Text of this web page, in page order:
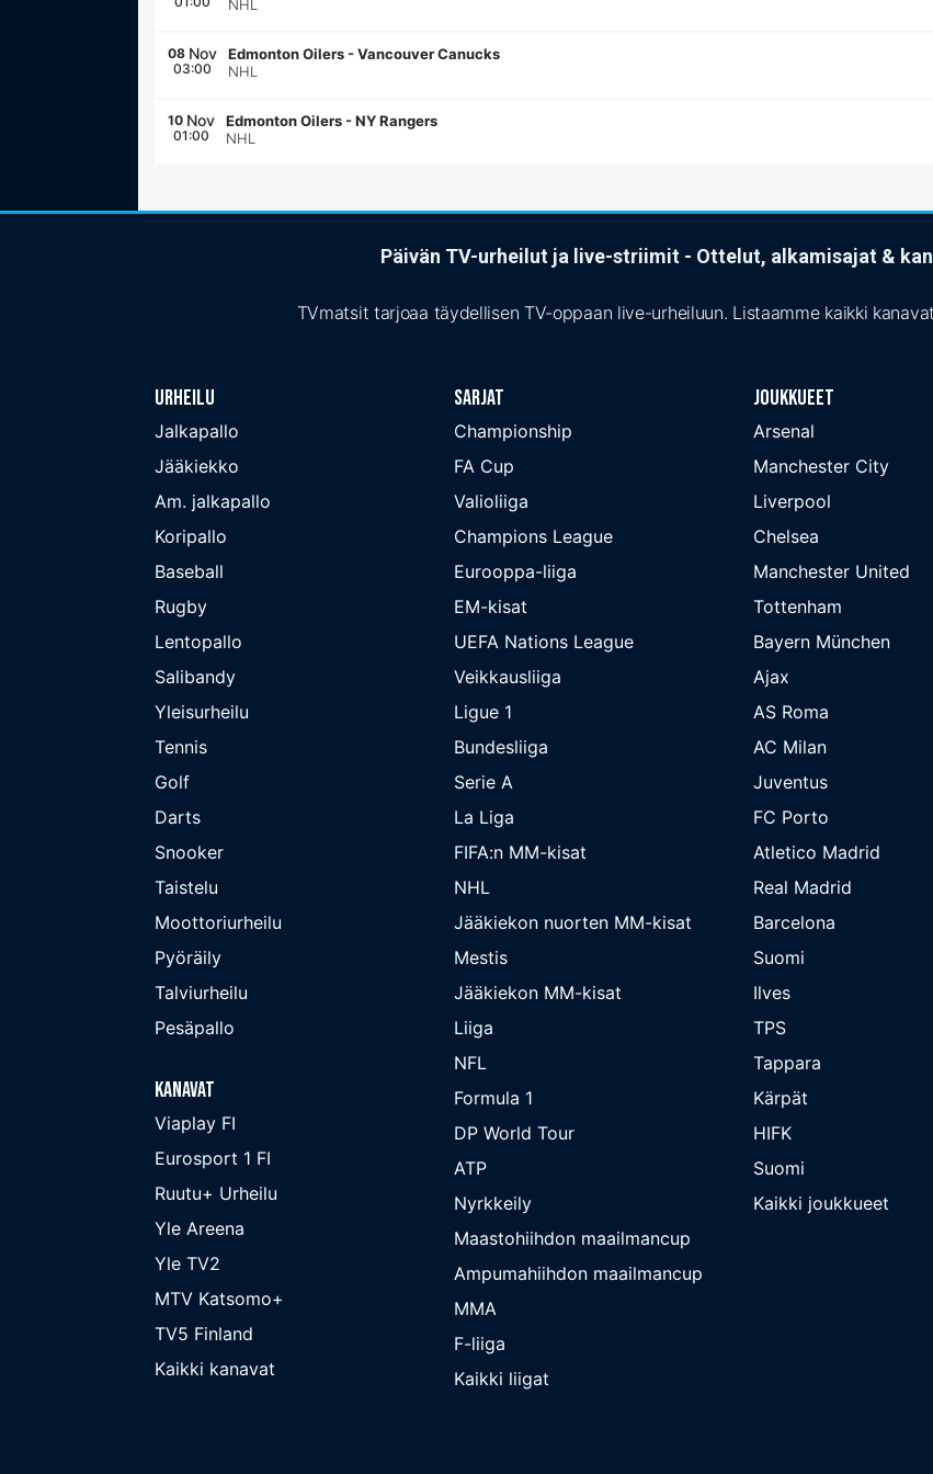
NHL
08 Nov
03:00
Edmonton Oilers -Vancouver Canucks
NHL
10 Nov
01:00
Edmonton Oilers -NY Rangers
NHL
Päivän TV-urheilut ja live-striimit - Ottelut, alkamisajat &
TVmatsit tarjoaa täydellisen TV-oppaan live-urheiluun. Listaamme kaikki
Urheilu
Jalkapallo
Jääkiekko
Am. jalkapallo
Koripallo
Baseball
Rugby
Lentopallo
Salibandy
Yleisurheilu
Tennis
Golf
Darts
Snooker
Taistelu
Moottoriurheilu
Pyöräily
Talviurheilu
Pesäpallo
Kanavat
Viaplay FI
Eurosport 1 FI
Ruutu+ Urheilu
Yle Areena
Yle TV2
MTV Katsomo+
TV5 Finland
Kaikki kanavat
Sarjat
Championship
FA Cup
Valioliiga
Champions League
Eurooppa-liiga
EM-kisat
UEFA Nations League
Veikkausliiga
Ligue 1
Bundesliiga
Serie A
La Liga
FIFA:n MM-kisat
NHL
Jääkiekon nuorten MM-kisat
Mestis
Jääkiekon MM-kisat
Liiga
NFL
Formula 1
DP World Tour
ATP
Nyrkkeily
Maastohiihdon maailmancup
Ampumahiihdon maailmancup
MMA
F-liiga
Kaikki liigat
Joukkueet
Arsenal
Manchester City
Liverpool
Chelsea
Manchester United
Tottenham
Bayern München
Ajax
AS Roma
AC Milan
Juventus
FC Porto
Atletico Madrid
Real Madrid
Barcelona
Suomi
Ilves
TPS
Tappara
Kärpät
HIFK
Suomi
Kaikki joukkueet